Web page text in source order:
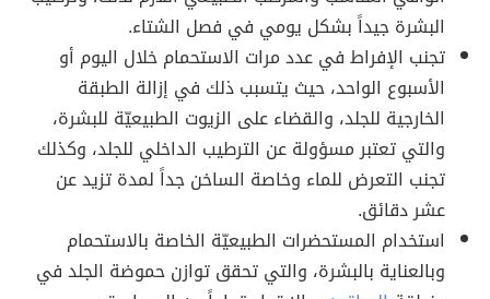
البشرة جيداً بشكل يومي في فصل الشتاء.
تجنب الإفراط في عدد مرات الاستحمام خلال اليوم أو
الأسبوع الواحد، حيث يتسبب ذلك في إزالة الطبقة
الخارجية للجلد، والقضاء على الزيوت الطبيعيّة للبشرة،
والتي تعتبر مسؤولة عن الترطيب الداخلي للجلد، وكذلك
تجنب التعرض للماء وخاصة الساخن جداً لمدة تزيد عن
عشر دقائق.
استخدام المستحضرات الطبيعيّة الخاصة بالاستحمام
وبالعناية بالبشرة، والتي تحقق توازن حموضة الجلد في